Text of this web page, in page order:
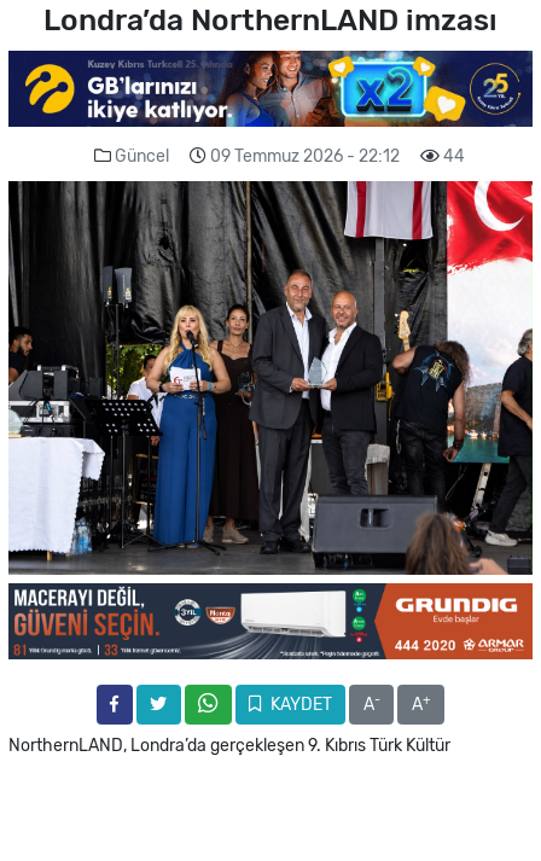
Londra’da NorthernLAND imzası
Güncel 09 Temmuz 2026 - 22:12 44
KAYDET A- A+
NorthernLAND, Londra’da gerçekleşen 9. Kıbrıs Türk Kültür